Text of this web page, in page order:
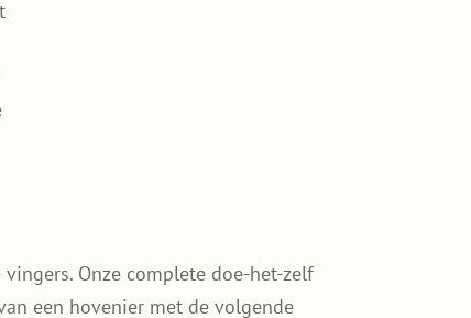
Onze complete doe-het-zelf
een hovenier met de volgende